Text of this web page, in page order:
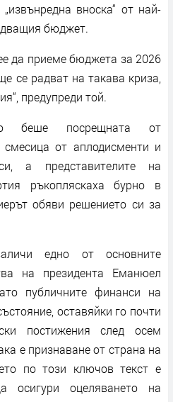
вноска“ от най-
бюджет.
да приеме бюджета за 2026
се радват на такава криза,
предупреди той.
беше посрещната от
смесица от аплодисменти и
а представителите на
ръкопляскаха бурно в
обяви решението си за
едно от основните
на президента Еманюел
публичните финанси на
оставяйки го почти
постижения след осем
е признаване от страна на
по този ключов текст е
осигури оцеляването на